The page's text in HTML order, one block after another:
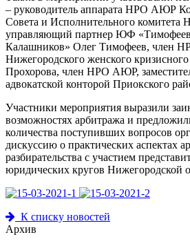
– руководитель аппарата НРО АЮР
Совета и Исполнительного
управляющий партнер ЮФ
Калашников» Олег Тимофеев, член
Нижегородского женского
Прохорова, член НРО АЮР,
адвокатской конторой Приокского
Участники мероприятия выразили
возможностях арбитража и
количества поступивших вопросов
дискуссию о практических аспектах
разбирательства с участием
юридических кругов Нижегородской
К списку новостей
Архив